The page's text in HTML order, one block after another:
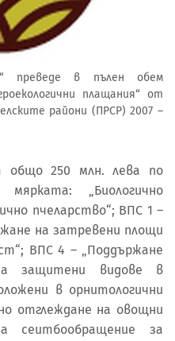
преведе в пълен обем
плащания“ от
райони (ПРСР) 2007 –
общо 250 млн. лева по
„Биологично
пчеларство“; ВПС 1 –
на затревени площи
ВПС 4 – „Поддържане
защитени видове в
в орнитологични
отглеждане на овощни
сеитбообращение за